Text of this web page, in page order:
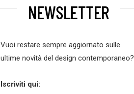
NEWSLETTER
Vuoi restare sempre aggiornato sulle
ultime novità del design contemporaneo?
Iscriviti qui: